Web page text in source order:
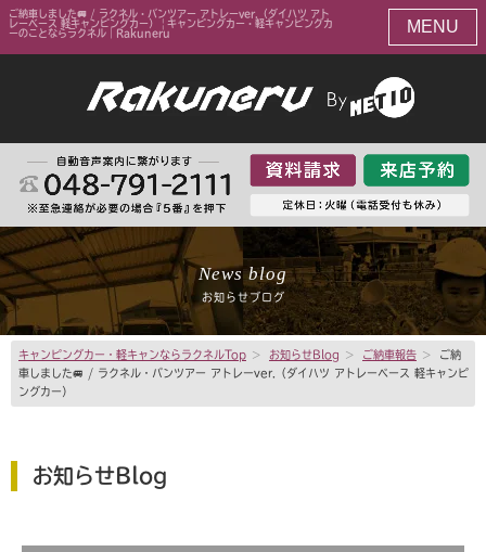
ご納車しました🚐 / ラクネル・バンツアー アトレーver.（ダイハツ アト
レーベース 軽キャンピングカー） | キャンピングカー・軽キャンピングカ
ーのことならラクネル｜Rakuneru
MENU
News blog
お知らせブログ
キャンピングカー・軽キャンならラクネルTop > お知らせBlog > ご納車報告 >
ご納
車しました🚐 / ラクネル・バンツアー アトレーver.（ダイハツ アトレーベース 軽キャンピ
ングカー）
お知らせBlog